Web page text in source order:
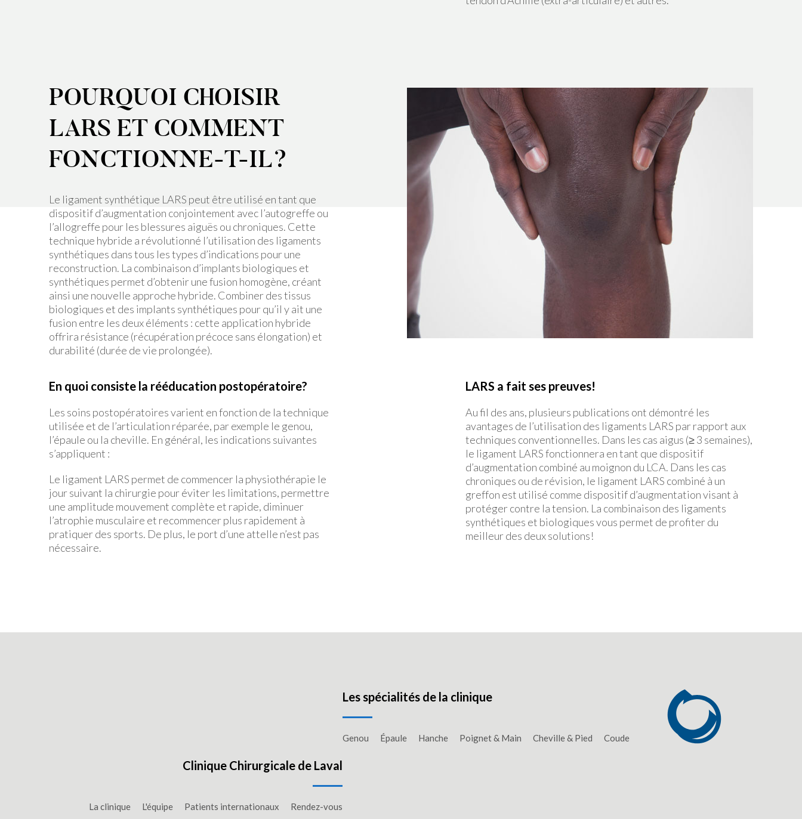
POURQUOI CHOISIR
LARS ET COMMENT
FONCTIONNE-T-IL?
Le ligament synthétique LARS peut être utilisé en tant que
dispositif d’augmentation conjointement avec l’autogreffe ou
l’allogreffe pour les blessures aiguës ou chroniques. Cette
technique hybride a révolutionné l’utilisation des ligaments
synthétiques dans tous les types d’indications pour une
reconstruction. La combinaison d’implants biologiques et
synthétiques permet d’obtenir une fusion homogène, créant
ainsi une nouvelle approche hybride. Combiner des tissus
biologiques et des implants synthétiques pour qu’il y ait une
fusion entre les deux éléments : cette application hybride
offrira résistance (récupération précoce sans élongation) et
durabilité (durée de vie prolongée).
En quoi consiste la rééducation postopératoire?
Les soins postopératoires varient en fonction de la technique
utilisée et de l’articulation réparée, par exemple le genou,
l’épaule ou la cheville. En général, les indications suivantes
s’appliquent :
Le ligament LARS permet de commencer la physiothérapie le
jour suivant la chirurgie pour éviter les limitations, permettre
une amplitude mouvement complète et rapide, diminuer
l’atrophie musculaire et recommencer plus rapidement à
pratiquer des sports. De plus, le port d’une attelle n’est pas
nécessaire.
LARS a fait ses preuves!
Au fil des ans, plusieurs publications ont démontré les
avantages de l’utilisation des ligaments LARS par rapport aux
techniques conventionnelles. Dans les cas aigus (≥ 3 semaines),
le ligament LARS fonctionnera en tant que dispositif
d’augmentation combiné au moignon du LCA. Dans les cas
chroniques ou de révision, le ligament LARS combiné à un
greffon est utilisé comme dispositif d’augmentation visant à
protéger contre la tension. La combinaison des ligaments
synthétiques et biologiques vous permet de profiter du
meilleur des deux solutions!
Les spécialités de la clinique
Genou Épaule Hanche Poignet & Main Cheville & Pied Coude
Clinique Chirurgicale de Laval
La clinique L'équipe Patients internationaux Rendez-vous